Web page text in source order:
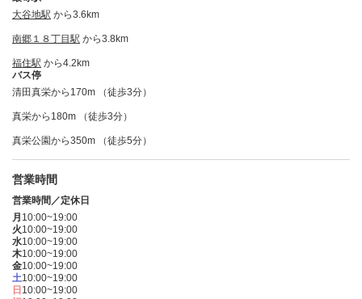
大谷地駅 から3.6km
南郷１８丁目駅 から3.8km
福住駅 から4.2km
バス停
清田真栄から170m （徒歩3分）
真栄から180m （徒歩3分）
真栄公園から350m （徒歩5分）
営業時間
営業時間／定休日
月 10:00~19:00
火10:00~19:00
水10:00~19:00
木10:00~19:00
金10:00~19:00
土10:00~19:00
日 10:00~19:00